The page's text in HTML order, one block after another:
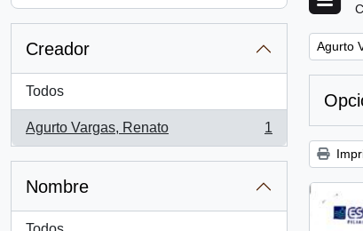
Creador
Todos
Agurto Vargas, Renato
, 1 resultados
1
Nombre
Agurto